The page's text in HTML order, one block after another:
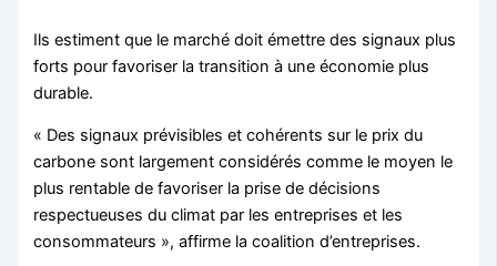
Ils estiment que le marché doit émettre des signaux plus
forts pour favoriser la transition à une économie plus
durable.
« Des signaux prévisibles et cohérents sur le prix du
carbone sont largement considérés comme le moyen le
plus rentable de favoriser la prise de décisions
respectueuses du climat par les entreprises et les
consommateurs », affirme la coalition d’entreprises.